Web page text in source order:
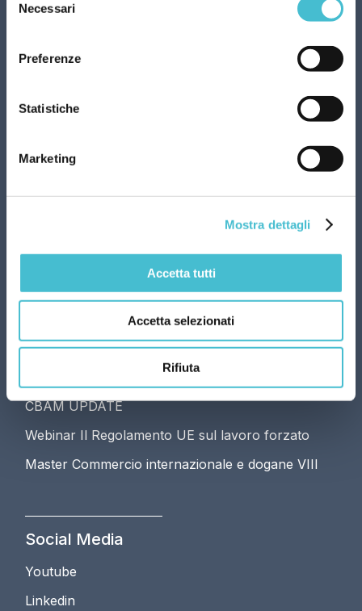
delNecessari
Preferenze
Statistiche
Marketing
Mostra dettagli
Accetta tutti
Accetta selezionati
Rifiuta
Via Torino 15/6
segreteria@arcomsrl.it
I nostri corsi
Corso di preparazione al Concorso ADM
CBAM UPDATE
Webinar Il Regolamento UE sul lavoro forzato
Master Commercio internazionale e dogane VIII
Social Media
Youtube
Linkedin